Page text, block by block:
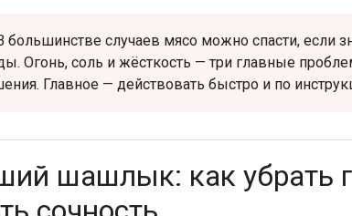
большинстве случаев мясо можно спасти, если
Огонь, соль и жёсткость — три главные
Главное — действовать быстро и по
шашлык: как убрать